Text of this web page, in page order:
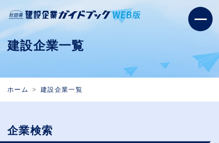
建設企業一覧
ホーム 建設企業一覧
企業検索